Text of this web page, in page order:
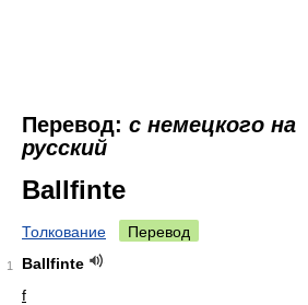
Перевод: с немецкого на
русский
Ballfinte
Толкование Перевод
1
Ballfinte
f